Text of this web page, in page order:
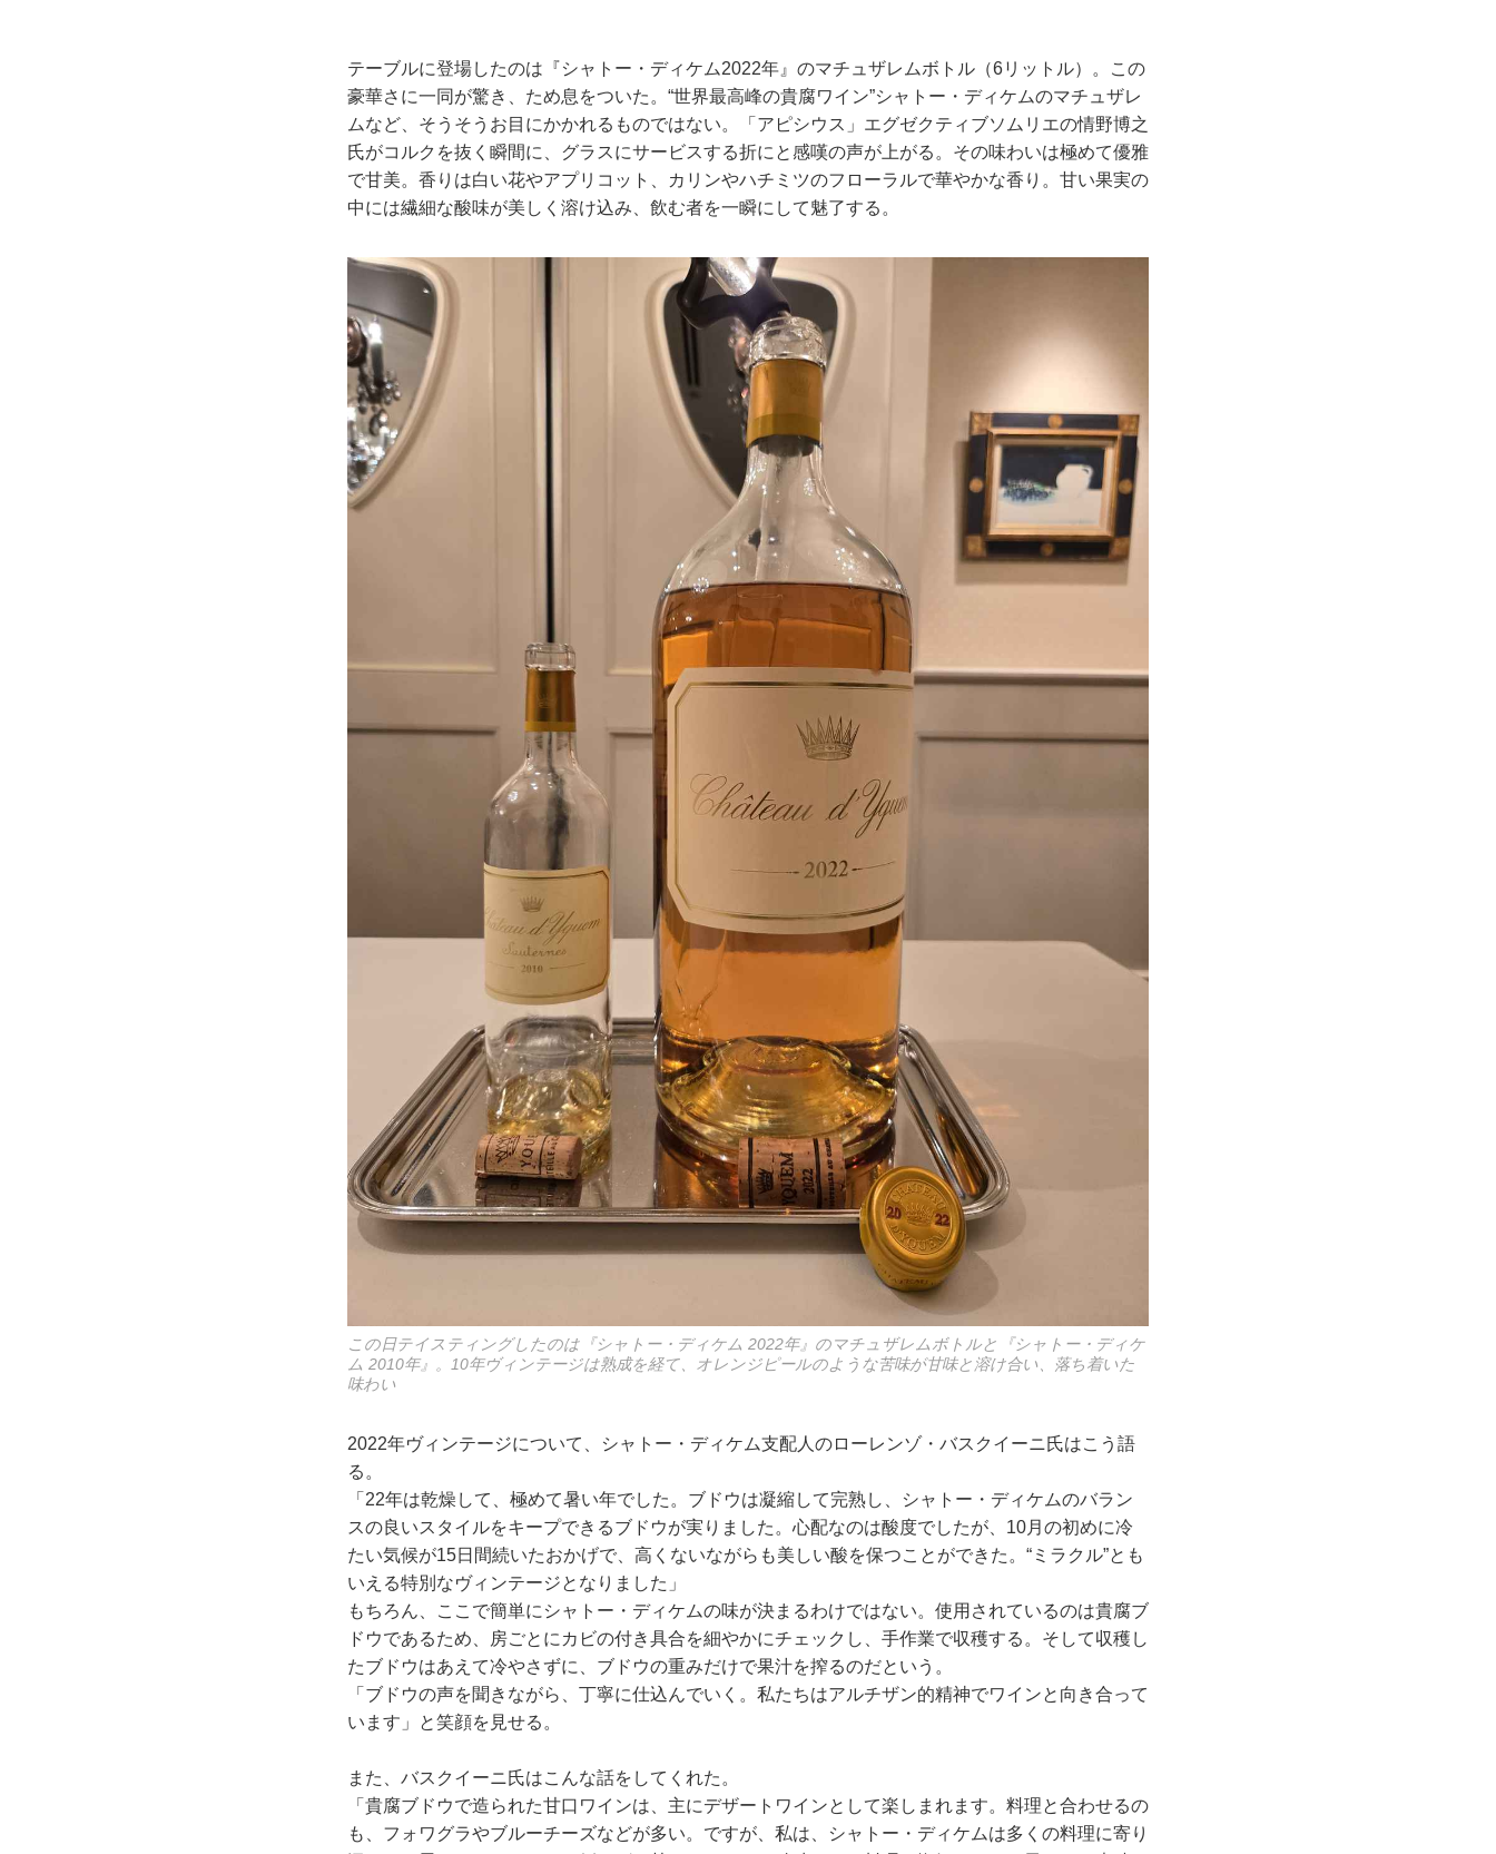
テーブルに登場したのは『シャトー・ディケム2022年』のマチュザレムボトル（6リットル）。この
豪華さに一同が驚き、ため息をついた。“世界最高峰の貴腐ワイン”シャトー・ディケムのマチュザレ
ムなど、そうそうお目にかかれるものではない。「アピシウス」エグゼクティブソムリエの情野博之
氏がコルクを抜く瞬間に、グラスにサービスする折にと感嘆の声が上がる。その味わいは極めて優雅
で甘美。香りは白い花やアプリコット、カリンやハチミツのフローラルで華やかな香り。甘い果実の
中には繊細な酸味が美しく溶け込み、飲む者を一瞬にして魅了する。
この日テイスティングしたのは『シャトー・ディケム 2022年』のマチュザレムボトルと『シャトー・ディケ
ム 2010年』。10年ヴィンテージは熟成を経て、オレンジピールのような苦味が甘味と溶け合い、落ち着いた
味わい
2022年ヴィンテージについて、シャトー・ディケム支配人のローレンゾ・バスクイーニ氏はこう語
る。
「22年は乾燥して、極めて暑い年でした。ブドウは凝縮して完熟し、シャトー・ディケムのバラン
スの良いスタイルをキープできるブドウが実りました。心配なのは酸度でしたが、10月の初めに冷
たい気候が15日間続いたおかげで、高くないながらも美しい酸を保つことができた。“ミラクル”とも
いえる特別なヴィンテージとなりました」
もちろん、ここで簡単にシャトー・ディケムの味が決まるわけではない。使用されているのは貴腐ブ
ドウであるため、房ごとにカビの付き具合を細やかにチェックし、手作業で収穫する。そして収穫し
たブドウはあえて冷やさずに、ブドウの重みだけで果汁を搾るのだという。
「ブドウの声を聞きながら、丁寧に仕込んでいく。私たちはアルチザン的精神でワインと向き合って
います」と笑顔を見せる。
また、バスクイーニ氏はこんな話をしてくれた。
「貴腐ブドウで造られた甘口ワインは、主にデザートワインとして楽しまれます。料理と合わせるの
も、フォワグラやブルーチーズなどが多い。ですが、私は、シャトー・ディケムは多くの料理に寄り